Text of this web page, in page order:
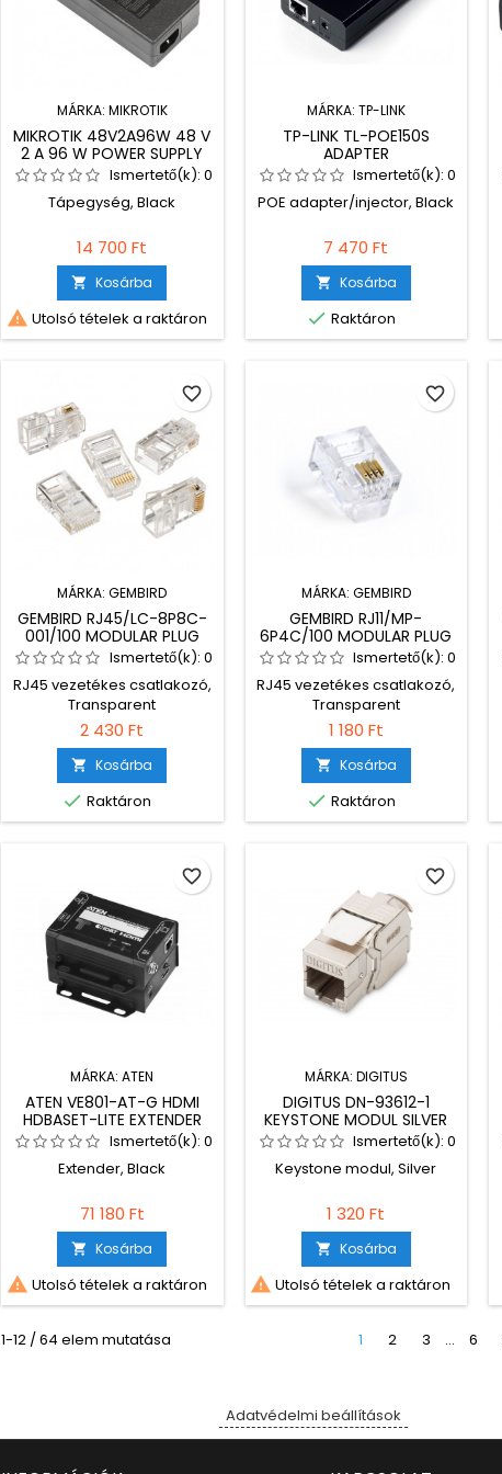
MÁRKA: MIKROTIK
MIKROTIK 48V2A96W 48 V
2 A 96 W POWER SUPPLY
WITH PLUG
Ismertető(k): 0
Tápegység, Black
14 700 Ft
 Kosárba
 Utolsó tételek a raktáron
MÁRKA: TP-LINK
TP-LINK TL-POE150S
ADAPTER
Ismertető(k):0
POE adapter/injector, Black
7 470 Ft
 Kosárba
 Raktáron
MÁRKA:GEMBIRD
GEMBIRD RJ45/LC-8P8C-
001/100 MODULAR PLUG
8P8C FOR SOLID CAT5 LAN
CABLE UTP 100 PCS PER
BAG
Ismertető(k): 0
RJ45 vezetékes csatlakozó,
Transparent
2 430 Ft
 Kosárba
 Raktáron
favorite_border
MÁRKA: GEMBIRD
GEMBIRD RJ11/MP-
6P4C/100 MODULAR PLUG
(15U") 100 PCS PER
POLYBAG
Ismertető(k):0
RJ45 vezetékes csatlakozó,
Transparent
1 180 Ft
 Kosárba
 Raktáron
favorite_border
MÁRKA:ATEN
ATEN VE801-AT-G HDMI
HDBASET-LITE EXTENDER
Ismertető(k): 0
Extender, Black
71 180 Ft
 Kosárba
 Utolsó tételek a raktáron
favorite_border
MÁRKA: DIGITUS
DIGITUS DN-93612-1
KEYSTONE MODUL SILVER
Ismertető(k):0
Keystone modul, Silver
1 320 Ft
 Kosárba
 Utolsó tételek a raktáron
favorite_border
1-12 / 64 elem mutatása 1 2 3 … 6
Adatvédelmi beállítások